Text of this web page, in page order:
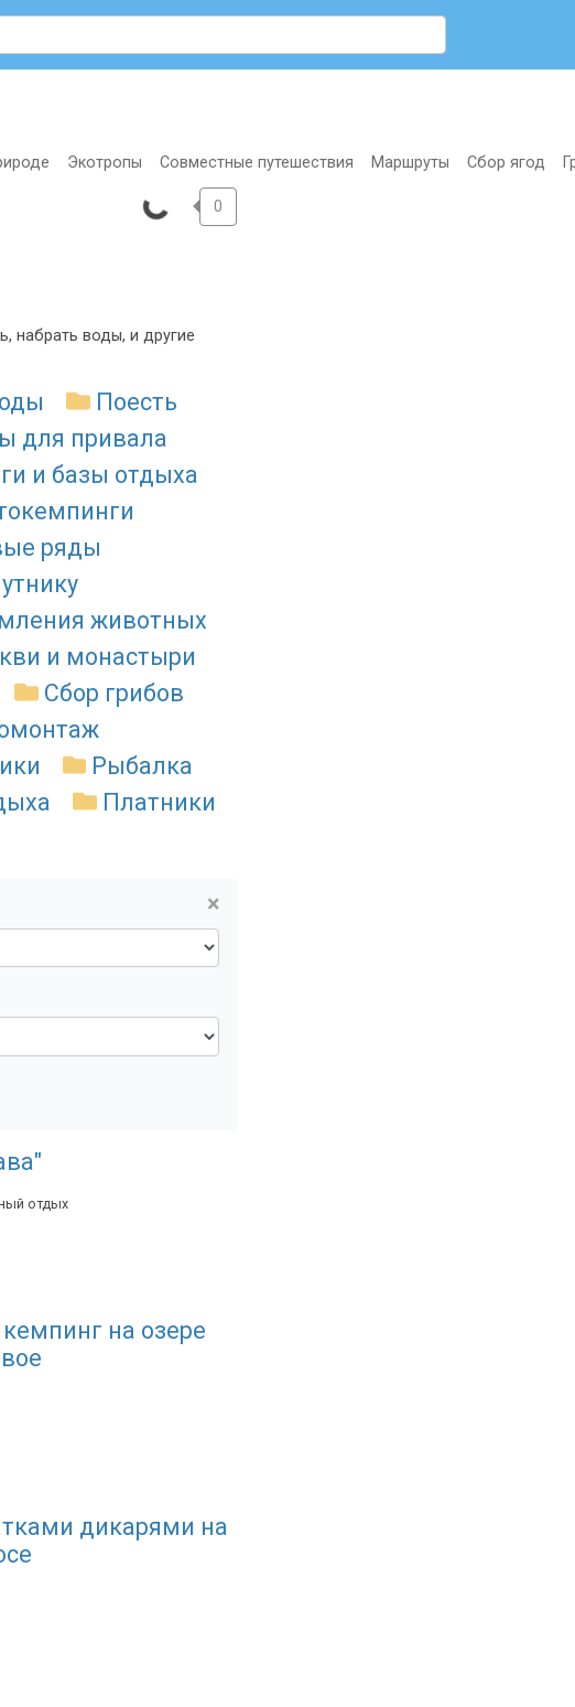
Экотропы Совместные путешествия Маршруты Сбор ягод
0
набрать воды, и другие
Поесть
для привала
и базы отдыха
ряды
животных
и монастыри
Сбор грибов
Рыбалка
Платники
×
отдых
на озере
дикарями на